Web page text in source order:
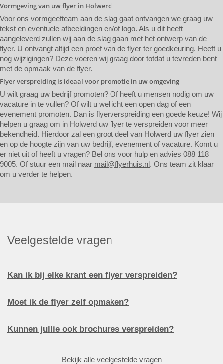
Vormgeving van uw flyer in Holwerd
Voor ons vormgeefteam aan de slag gaat ontvangen we graag uw
tekst en eventuele afbeeldingen en/of logo. Als u dit heeft
aangeleverd zullen wij aan de slag gaan met het ontwerp van de
flyer. U ontvangt altijd een proef van de flyer ter goedkeuring. Heeft u
nog wijzigingen? Deze voeren wij graag door totdat u tevreden bent
met de opmaak van de flyer.
Flyer verspreiding is ideaal voor promotie in uw omgeving
U wilt graag uw bedrijf promoten? Of heeft u mensen nodig om uw
vacature in te vullen? Of wilt u wellicht een open dag of een
evenement promoten. Dan is flyerverspreiding een goede keuze! Wij
helpen u graag om in Holwerd uw flyer te verspreiden voor meer
bekendheid. Hierdoor zal een groot deel van Holwerd uw flyer zien
en op de hoogte zijn van uw bedrijf, evenement of vacature. Komt u
er niet uit of heeft u vragen? Bel ons voor hulp en advies 088 118
9005. Of stuur een mail naar mail@flyerhuis.nl. Ons team zit klaar
om u verder te helpen.
Veelgestelde vragen
Kan ik bij elke krant een flyer verspreiden?
Moet ik de flyer zelf opmaken?
Kunnen jullie ook brochures verspreiden?
Bekijk alle veelgestelde vragen